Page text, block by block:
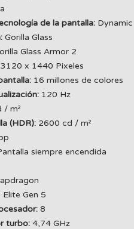
de la pantalla:
Gorilla Glass
Glass Armor 2
3120 x 1440 Pixeles
16 millones de colores
120 Hz
/ m²
(HDR): 2600 cd / m²
siempre encendida
Elite Gen 5
8
turbo: 4,74 GHz